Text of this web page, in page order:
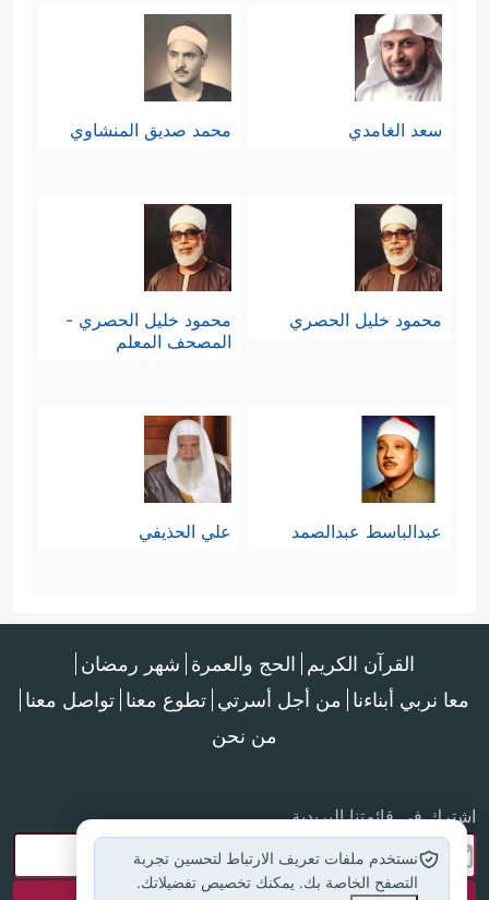
سعد الغامدي محمد صديق المنشاوي
محمود خليل الحصري
محمود خليل الحصري -
المصحف المعلم
عبدالباسط عبدالصمد علي الحذيفي
القرآن الكريم الحج والعمرة شهر رمضان
معا نربي أبناءنا من أجل أسرتي تطوع معنا تواصل معنا
من نحن
اشترك في قائمتنا البريدية
نستخدم ملفات تعريف الارتباط لتحسين تجربة
التصفح الخاصة بك. يمكنك تخصيص تفضيلاتك.